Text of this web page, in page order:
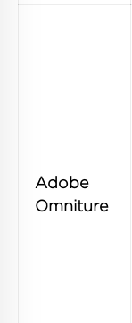
Adobe
Omniture